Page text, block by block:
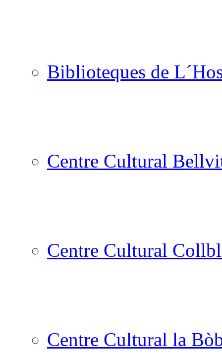
Biblioteques de
Centre Cultural
Centre Cultural
Centre Cultural la